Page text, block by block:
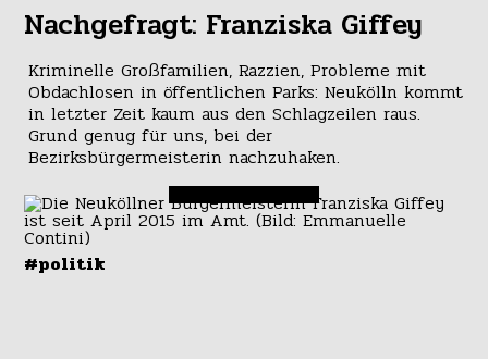
Nachgefragt: Franziska Giffey
Kriminelle Großfamilien, Razzien, Probleme mit
Obdachlosen in öffentlichen Parks: Neukölln kommt
in letzter Zeit kaum aus den Schlagzeilen raus.
Grund genug für uns, bei der
Bezirksbürgermeisterin nachzuhaken.
#politik